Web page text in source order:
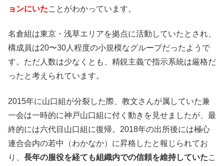
ョンにいたことがわかっています。
名倉組は東京・浅草エリアを拠点に活動していたとされ、
構成員は20〜30人程度の小規模なグループだったようで
す。ただ人数は少なくとも、精鋭主義で指示系統は厳格だ
ったと考えられています。
2015年に山口組が分裂した際、教文さんが属していた兼
一会は一時的に神戸山口組に付く動きを見せましたが、最
終的には六代目山口組に復帰。2018年の出所後には極心
連合会内の若中（わかなか）に昇格したと報じられてお
り、 長年の服役を経ても組織内での信頼を維持していたこ